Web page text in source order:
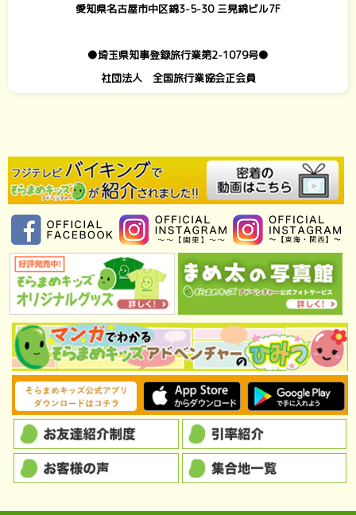
愛知県名古屋市中区錦3-5-30 三晃錦ビル7F
●埼玉県知事登録旅行業第2-1079号●
社団法人 全国旅行業協会正会員